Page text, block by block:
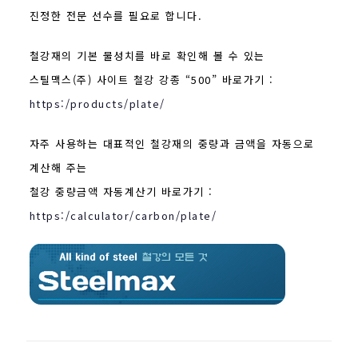
진정한 전문 선수를 필요로 합니다.
철강재의 기본 물성치를 바로 확인해 볼 수 있는
스틸맥스(주) 사이트 철강 강종 “500” 바로가기 :
https:/products/plate/
자주 사용하는 대표적인 철강재의 중량과 금액을 자동으로
계산해 주는
철강 중량금액 자동계산기 바로가기 :
https:/calculator/carbon/plate/